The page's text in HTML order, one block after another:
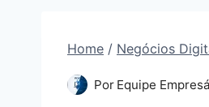
Home / Negócios
Por Equipe